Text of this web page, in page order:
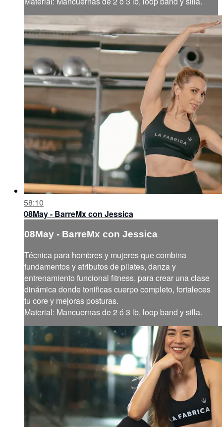
58:10
08May - BarreMx con Jessica
08May - BarreMx con Jessica
Técnica para hombres y mujeres que combina
fundamentos y atributos de pilates, danza y
entrenamiento funcional fitness, para crear una clase
dinámica donde tonificas cuerpo completo, fortaleces
tu core y mejoras posturas.
Material: Mancuernas de 2 ó 3 lb, loop band y silla.